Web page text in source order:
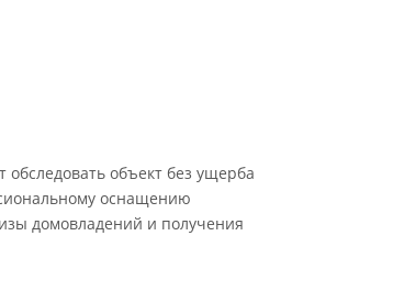
объект без ущерба
оснащению
домовладений и получения